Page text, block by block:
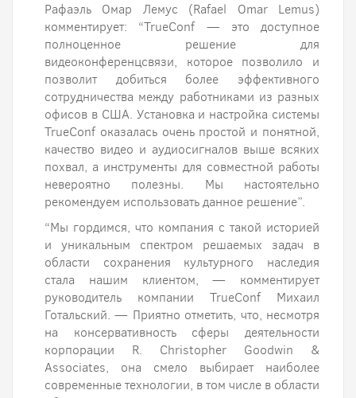
Рафаэль Омар Лемус (Rafael Omar Lemus)
комментирует: “TrueConf — это доступное
полноценное решение для
видеоконференцсвязи, которое позволило и
позволит добиться более эффективного
сотрудничества между работниками из разных
офисов в США. Установка и настройка системы
TrueConf оказалась очень простой и понятной,
качество видео и аудиосигналов выше всяких
похвал, а инструменты для совместной работы
невероятно полезны. Мы настоятельно
рекомендуем использовать данное решение”.
“Мы гордимся, что компания с такой историей
и уникальным спектром решаемых задач в
области сохранения культурного наследия
стала нашим клиентом, — комментирует
руководитель компании TrueConf Михаил
Готальский. — Приятно отметить, что, несмотря
на консервативность сферы деятельности
корпорации R. Christopher Goodwin &
Associates, она смело выбирает наиболее
современные технологии, в том числе в области